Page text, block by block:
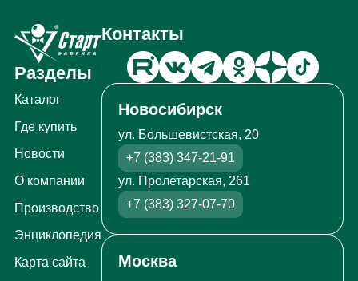
Разделы
Каталог
Где купить
Новости
О компании
Производство
Энциклопедия
Карта сайта
Контакты
Новосибирск
ул. Большевистская, 20
+7 (383) 347-21-91
ул. Пролетарская, 261
+7 (383) 327-07-70
Москва